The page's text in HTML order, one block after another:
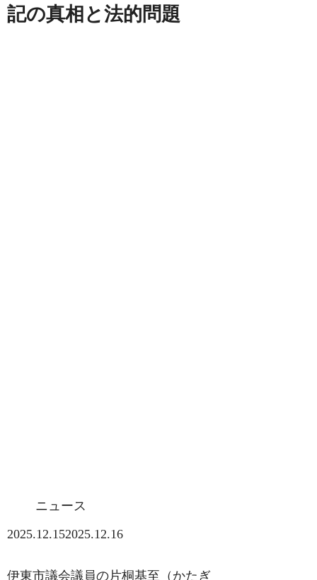
記の真相と法的問題
ニュース
2025.12.152025.12.16
伊東市議会議員の片桐基至（かたぎ